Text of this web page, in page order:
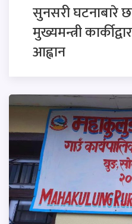
सुनसरी घटनाबारे
मुख्यमन्त्री
आह्वान